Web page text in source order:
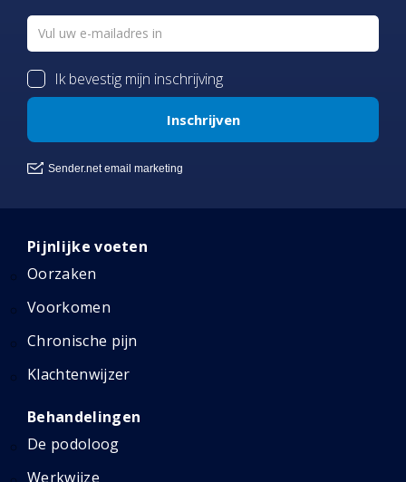
Pijnlijke voeten
Oorzaken
Voorkomen
Chronische pijn
Klachtenwijzer
Behandelingen
De podoloog
Werkwijze